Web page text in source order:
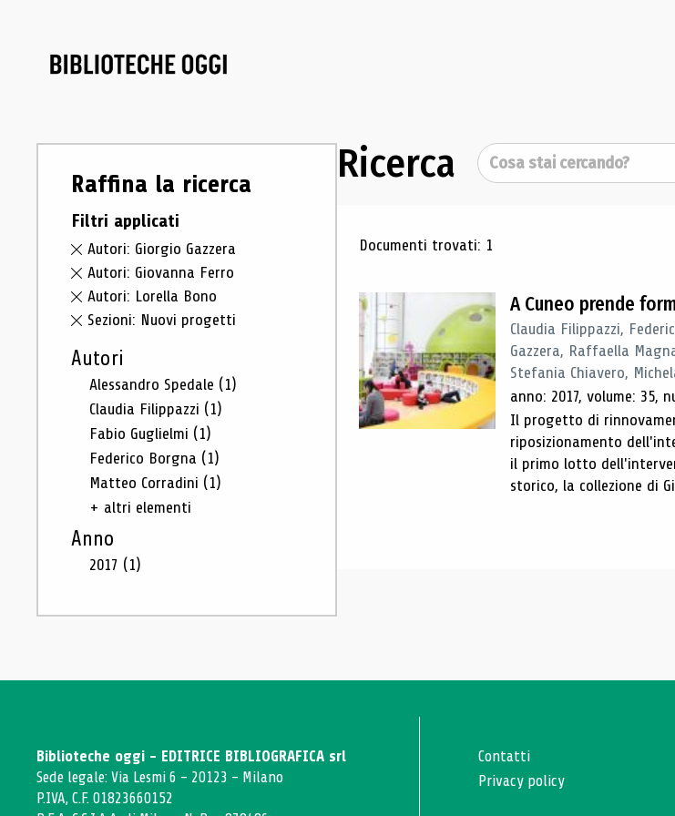
Raffina la ricerca
Filtri applicati
Autori: Giorgio Gazzera
Autori: Giovanna Ferro
Autori: Lorella Bono
Sezioni: Nuovi progetti
Autori
Alessandro Spedale (1)
Claudia Filippazzi (1)
Fabio Guglielmi (1)
Federico Borgna (1)
Matteo Corradini (1)
+ altri elementi
Anno
2017 (1)
Ricerca Cerca
Risultati di ricerca
Documenti trovati: 1
A Cuneo prende
Claudia Filippazzi,
Gazzera, Raffaella
Stefania Chiavero,
anno: 2017, volume: 35,
Il progetto di
riposizionamento
il primo lotto
storico, la collezione di
Biblioteche oggi - EDITRICE BIBLIOGRAFICA srl
Sede legale: Via Lesmi 6 - 20123 - Milano
P.IVA, C.F. 01823660152
Contatti
Privacy policy